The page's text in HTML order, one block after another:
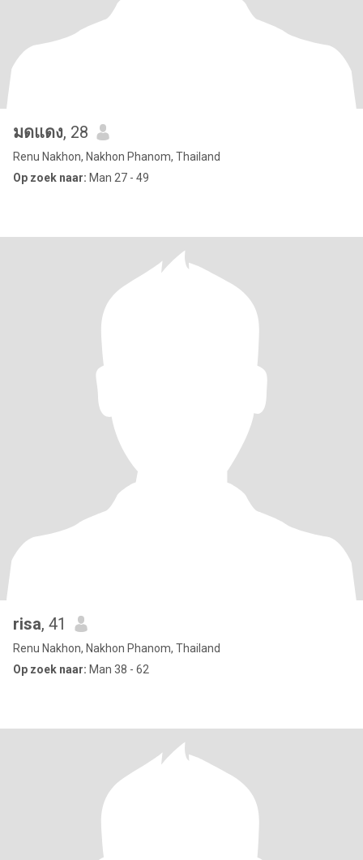
มดแดง, 28
Renu Nakhon, Nakhon Phanom, Thailand
Op zoek naar: Man 27 - 49
risa, 41
Renu Nakhon, Nakhon Phanom, Thailand
Op zoek naar: Man 38 - 62